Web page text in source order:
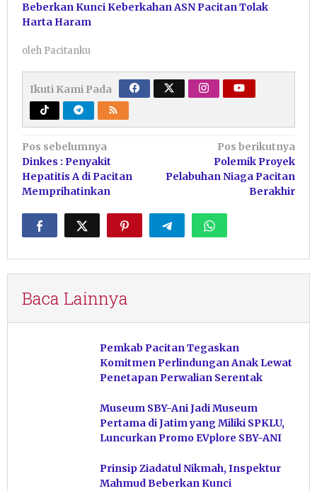
Beberkan Kunci Keberkahan ASN Pacitan Tolak
Harta Haram
oleh Pacitanku
Ikuti Kami Pada
Navigasi
pos
Pos sebelumnya
Dinkes : Penyakit
Hepatitis A di Pacitan
Memprihatinkan
Pos berikutnya
Polemik Proyek
Pelabuhan Niaga Pacitan
Berakhir
Baca Lainnya
Pemkab Pacitan Tegaskan
Komitmen Perlindungan Anak Lewat
Penetapan Perwalian Serentak
Museum SBY-Ani Jadi Museum
Pertama di Jatim yang Miliki SPKLU,
Luncurkan Promo EVplore SBY-ANI
Prinsip Ziadatul Nikmah, Inspektur
Mahmud Beberkan Kunci